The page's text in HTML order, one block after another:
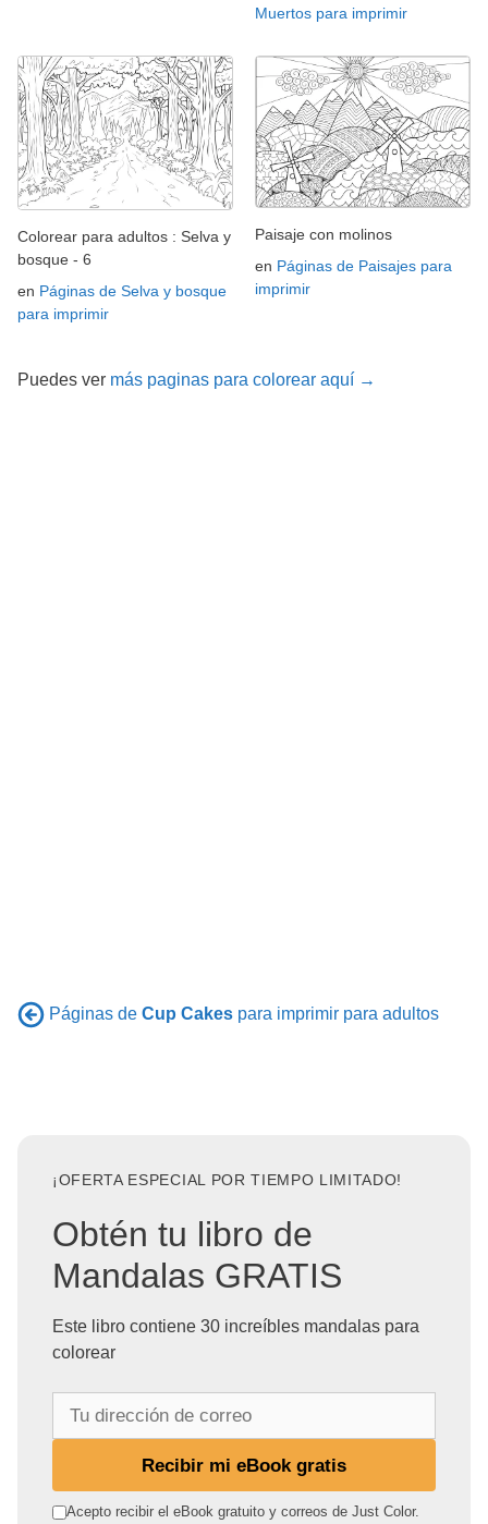
Muertos para imprimir
Colorear para adultos : Selva y
bosque - 6
en Páginas de Selva y bosque
para imprimir
Paisaje con molinos
en Páginas de Paisajes para
imprimir
Puedes ver más paginas para colorear aquí →
Páginas de Cup Cakes para imprimir para adultos
¡OFERTA ESPECIAL POR TIEMPO LIMITADO!
Obtén tu libro de
Mandalas GRATIS
Este libro contiene 30 increíbles mandalas para
colorear
r
Recibir mi eBook gratis
Acepto recibir el eBook gratuito y correos de Just Color.